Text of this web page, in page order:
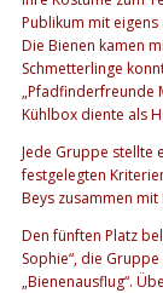
Publikum mit
Die Bienen kamen
Schmetterlinge
„Pfadfinderfreunde
Kühlbox diente als
Jede Gruppe stellte
festgelegten
Beys zusammen
Den fünften Platz
Sophie“, die
„Bienenausflug“.